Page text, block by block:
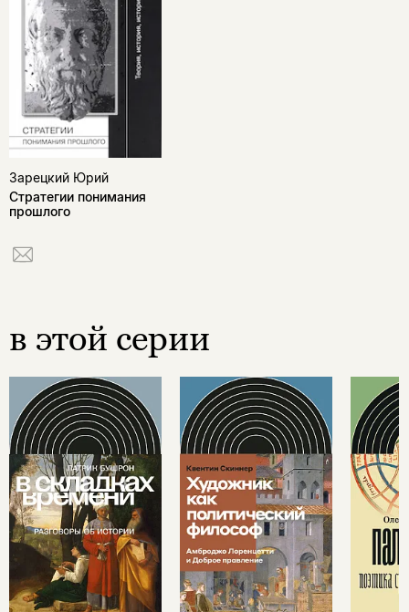
Зарецкий Юрий
Стратегии понимания
прошлого
в этой серии